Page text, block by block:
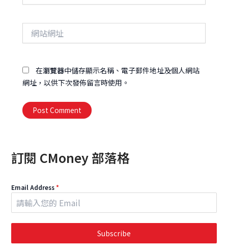
在瀏覽器中儲存顯示名稱、電子郵件地址及個人網站
網址，以供下次發佈留言時使用。
訂閱 CMoney 部落格
Email Address*
Subscribe